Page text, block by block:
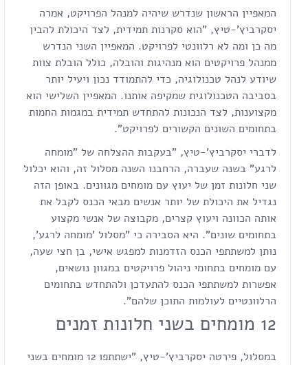
המאפיין הראשון שנדרש שיהיה למנהל הפרויקט, אמרה
יסקרביץ'-טיץ, "הוא סקרנות תמידית, לצד היכולת להבין
מה כן ומה לא רלוונטי לפרויקט. המאפיין השני הנדרש
ממנהל פרויקטים הוא מנהיגות והובלה, כולל הובלת צוות
שיודע לנהל טכנולוגיה, כדי להתמודד נכון ויעיל יותר
בסביבה הטכנולוגית שמקיפה אותנו. המאפיין השלישי הוא
מקצוענות, לצד הנכונות להתחדש תמידית במגמות החמות
בתחומים השונים הקשורים לפרויקט".
לדברי יסקרביץ'-טיץ, "בעקבות ההצלחה של "מומחה
לרגע" בשנה שעברה, הרחבנו השנה מסלול זה, והוא יכלול
שני חלונות זמן של יעוץ עם מומחים מגוונים. באופן הזה
נגדיל את היכולת של יותר אנשים מבאי הכנס לקבל את
אותה הכוונה ויעוץ קצרים, מקבוצה של אנשי מקצוע
בתחומים שונים". היא הסבירה כי "מסלול 'מומחה לרגע',
נותן למשתתפי הכנס הזדמנות למפגש אישי, בן חצי שעה,
עם מומחים בתחומי ניהול פרויקטים במגוון נושאים,
אפשרות למשתתפי הכנס להתעדכן ולהתחדש בתחומים
הרלוונטיים לעולמות התוכן שלהם".
12 מומחים בשני חלונות זמנים
במסלול, פירטה יסקרביץ'-טיץ, "ישתתפו 12 מומחים בשני